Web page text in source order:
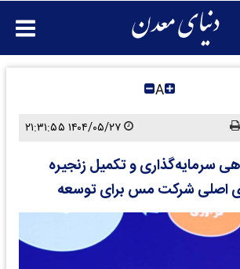
A
سرمایه‌گذاری و تکمیل زنجیره
اصلی شرکت مس برای توسعه